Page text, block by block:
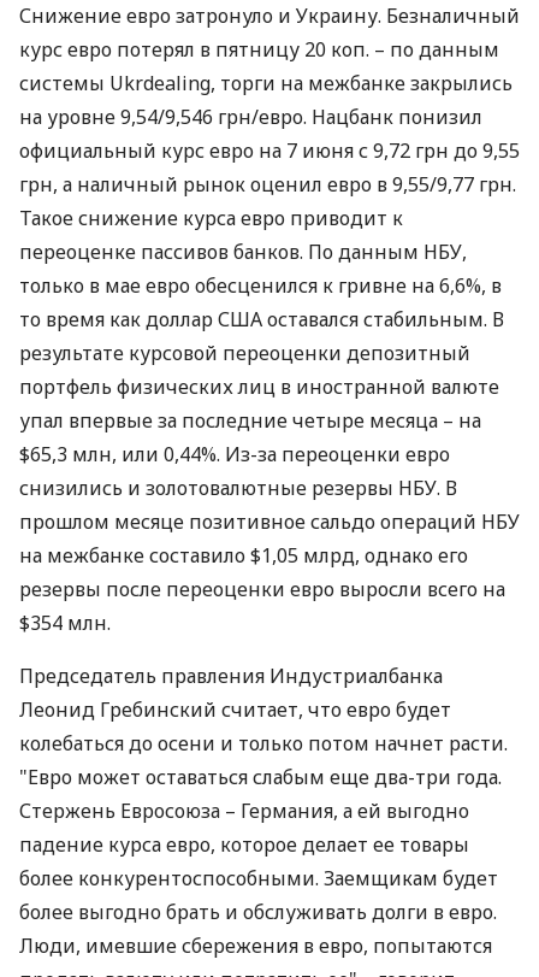
Снижение евро затронуло и Украину. Безналичный
курс евро потерял в пятницу 20 коп. – по данным
системы Ukrdealing, торги на межбанке закрылись
на уровне 9,54/9,546 грн/евро. Нацбанк понизил
официальный курс евро на 7 июня с 9,72 грн до 9,55
грн, а наличный рынок оценил евро в 9,55/9,77 грн.
Такое снижение курса евро приводит к
переоценке пассивов банков. По данным НБУ,
только в мае евро обесценился к гривне на 6,6%, в
то время как доллар США оставался стабильным. В
результате курсовой переоценки депозитный
портфель физических лиц в иностранной валюте
упал впервые за последние четыре месяца – на
$65,3 млн, или 0,44%. Из-за переоценки евро
снизились и золотовалютные резервы НБУ. В
прошлом месяце позитивное сальдо операций НБУ
на межбанке составило $1,05 млрд, однако его
резервы после переоценки евро выросли всего на
$354 млн.
Председатель правления Индустриалбанка
Леонид Гребинский считает, что евро будет
колебаться до осени и только потом начнет расти.
"Евро может оставаться слабым еще два-три года.
Стержень Евросоюза – Германия, а ей выгодно
падение курса евро, которое делает ее товары
более конкурентоспособными. Заемщикам будет
более выгодно брать и обслуживать долги в евро.
Люди, имевшие сбережения в евро, попытаются